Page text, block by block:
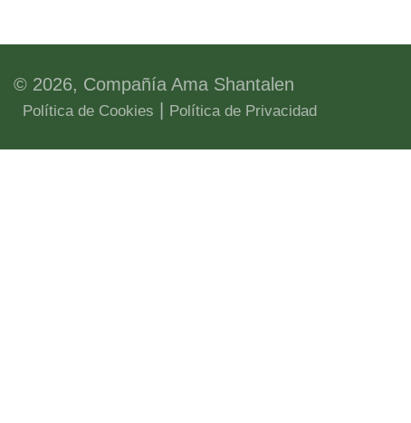
© 2026, Compañía Ama Shantalen
Política de Cookies Política de Privacidad